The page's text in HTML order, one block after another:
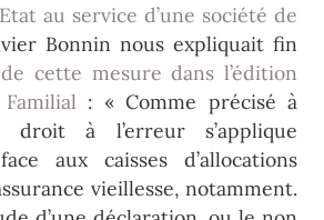
au service d’une société de
Bonnin nous expliquait fin
cette mesure dans l’édition
: « Comme précisé à
à l’erreur s’applique
aux caisses d’allocations
vieillesse, notamment.